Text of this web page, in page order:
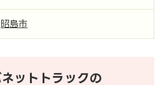
昭島市
ネットトラックの